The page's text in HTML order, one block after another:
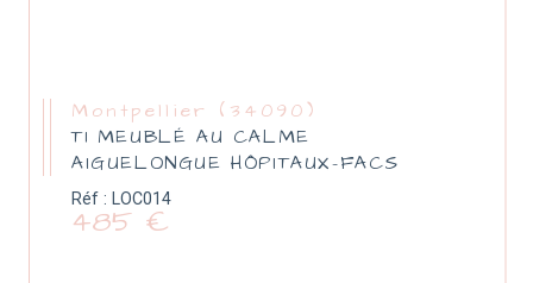
Montpellier (34090)
T1 MEUBLÉ AU CALME
AIGUELONGUE HÔPITAUX-FACS
Réf : LOC014
485 €